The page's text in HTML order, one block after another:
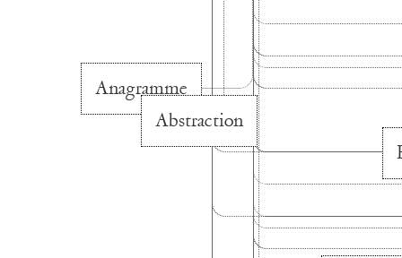
Anagramme
Abstraction